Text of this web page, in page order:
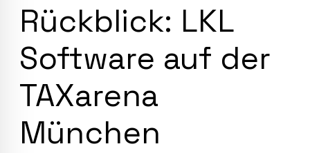
Rückblick: LKL
Software auf der
TAXarena
München